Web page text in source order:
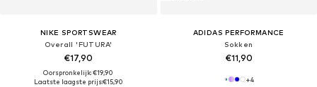
NIKE SPORTSWEAR
Overall 'FUTURA'
€17,90
Oorspronkelijk: €19,90
Laatste laagste prijs:€15,90
ADIDAS PERFORMANCE
Sokken
€11,90
+4